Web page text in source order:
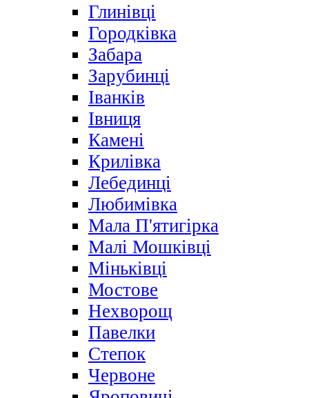
Глинівці
Городківка
Забара
Зарубинці
Іванків
Івниця
Камені
Крилівка
Лебединці
Любимівка
Мала П'ятигірка
Малі Мошківці
Міньківці
Мостове
Нехворощ
Павелки
Степок
Червоне